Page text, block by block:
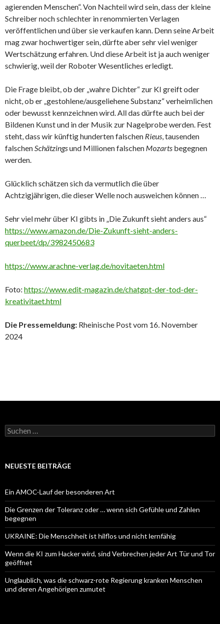
agierenden Menschen“. Von Nachteil wird sein, dass der kleine
Schreiber noch schlechter in renommierten Verlagen
veröffentlichen und über sie verkaufen kann. Denn seine Arbeit
mag zwar hochwertiger sein, dürfte aber sehr viel weniger
Wertschätzung erfahren. Und diese Arbeit ist ja auch weniger
schwierig, weil der Roboter Wesentliches erledigt.
Die Frage bleibt, ob der „wahre Dichter“ zur KI greift oder
nicht, ob er „gestohlene/ausgeliehene Substanz“ verheimlichen
oder bewusst kennzeichnen wird. All das dürfte auch bei der
Bildenen Kunst und in der Musik zur Nagelprobe werden. Fest
steht, dass wir künftig hunderten falschen Rieus , tausenden
falschen Schätzingsund Millionen falschen Mozarts begegnen
werden.
Glücklich schätzen sich da vermutlich die über
Achtzigjährigen, die dieser Welle noch ausweichen können …
Sehr viel mehr über KI gibts in „Die Zukunft sieht anders aus“
https://www.amazon.de/Die-Zukunft-sieht-anders-
querbeet/dp/3982450683
https://www.arachne-verlag.de/novitaeten.html
Foto: https://www.edit-magazin.de/chatgpt-der-tod-der-
kreativitaet.html
Die Pressemeldung: Rheinische Post vom 16. November
2024
Suchen
nach:
NEUESTE BEITRÄGE
Ein AMOC-Lauf der besonderen Art
Die Grenzen der Toleranz oder … wenn sich Gefühle und Zahlen
begegnen
UKRAINE: Die Menschheit ist hilflos und nicht lernfähig
Wenn die KI zum Hacker wird, sind Verbrechen jeder Art Tür und Tor
geöffnet
Unglaublich, was die schwarz-rote Regierung kranken Menschen
und deren Angehörigen zumutet